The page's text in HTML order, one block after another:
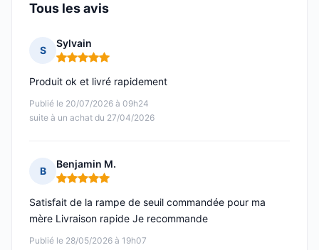
Tous les avis
S
Sylvain
Note : 5 sur 5
Publié le 20/07/2026 à 09h24
suite à un achat du 27/04/2026
Produit ok et livré rapidement
B
Benjamin M.
Note : 5 sur 5
Publié le 28/05/2026 à 19h07
Satisfait de la rampe de seuil commandée pour ma
mère Livraison rapide Je recommande